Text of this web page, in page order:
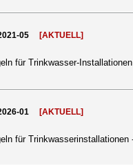
05 [AKTUELL]
für Trinkwasser-
01 [AKTUELL]
für